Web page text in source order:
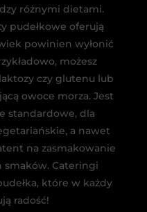
różnymi dietami.
pudełkowe oferują
powinien wyłonić
możesz
czy glutenu lub
owoce morza. Jest
standardowe, dla
a nawet
na zasmakowanie
Cateringi
które w każdy
radość!